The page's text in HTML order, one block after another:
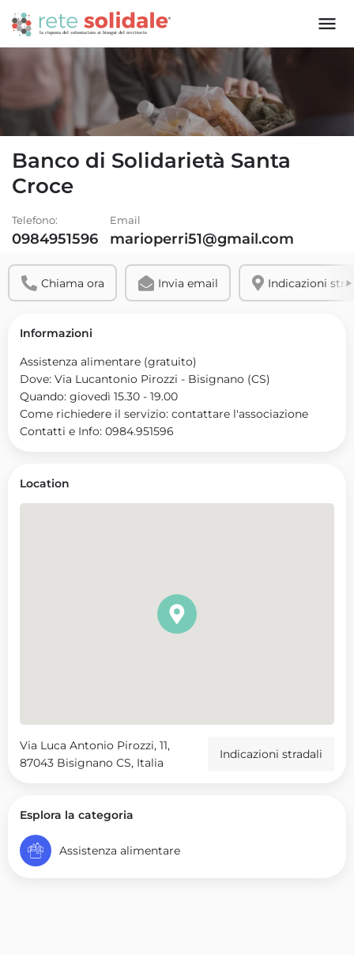
Banco di Solidarietà Santa
Croce
Telefono:
0984951596
Email
marioperri51@gmail.com
Chiama ora Invia email Indicazioni
Informazioni
Assistenza alimentare (gratuito)
Dove: Via Lucantonio Pirozzi - Bisignano (CS)
Quando: giovedì 15.30 - 19.00
Come richiedere il servizio: contattare l'associazione
Contatti e Info: 0984.951596
Location
Via Luca Antonio Pirozzi, 11,
87043 Bisignano CS, Italia
Indicazioni stradali
Esplora la categoria
Assistenza alimentare